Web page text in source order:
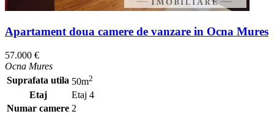
Apartament doua camere de vanzare in Ocna Mures
57.000 €
Ocna Mures
Suprafata utila 50m2
Etaj
Etaj 4
Numar camere 2